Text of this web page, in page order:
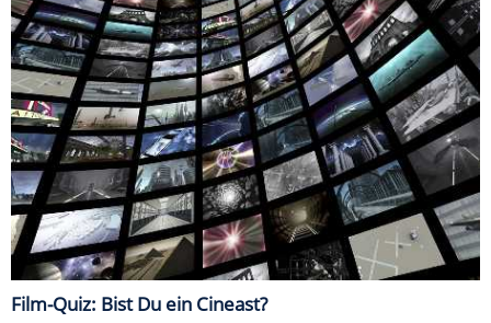
Film-Quiz: Bist Du ein Cineast?